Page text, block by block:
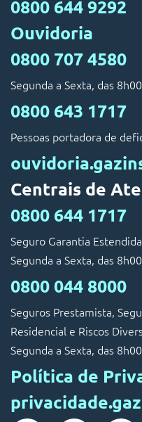
0800 644 9292
Ouvidoria
0800 707 4580
Segunda a Sexta, das
0800 643 1717
Pessoas portadora de
Centrais de
0800 644 1717
Seguro Garantia Estendida
Segunda a Sexta, das
0800 044 8000
Seguros Prestamista,
Residencial e Riscos
Segunda a Sexta, das
Política de